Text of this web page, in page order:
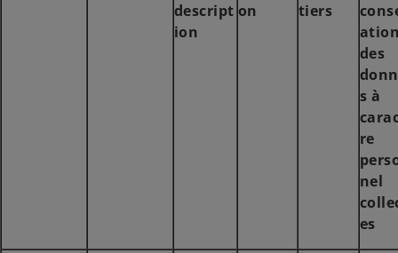
descript
ion
on
tiers
des
s à
re
nel
es